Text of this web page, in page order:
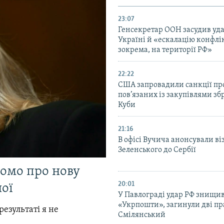
про нову
я не
23:07
Генсекретар ООН засудив
Україні й «ескалацію
зокрема, на території РФ»
22:22
США запровадили санкції
пов’язаних із закупівлями
Куби
21:16
В офісі Вучича анонсували
Зеленського до Сербії
20:01
У Павлограді удар РФ
«Укрпошти», загинули дві
Смілянський